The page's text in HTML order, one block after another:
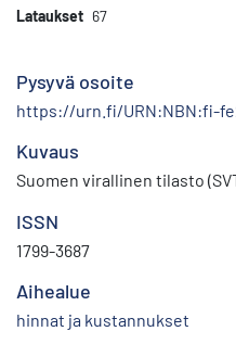
Lataukset 67
Pysyvä osoite
https://urn.fi/URN:NBN:fi-
Kuvaus
Suomen virallinen tilasto
ISSN
1799-3687
Aihealue
hinnat ja kustannukset